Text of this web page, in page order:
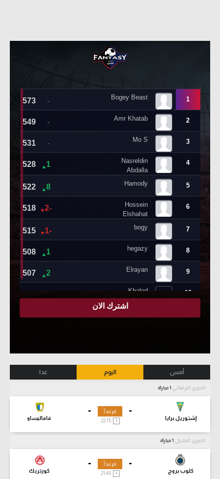
أمس اليوم غدا
الدوري البرتغالي
-
إشتوريل برايا
-
فاماليساو
لم تبدأ
22:15
الدوري البلجيكي
-
كلوب بروج
-
كورتريك
لم تبدأ
21:45